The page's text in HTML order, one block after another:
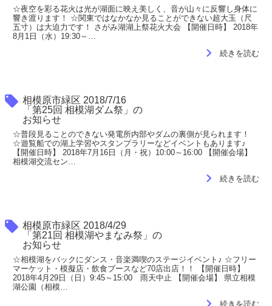
☆夜空を彩る花火は光が湖面に映え美しく、音が山々に反響し身体に
響き渡ります！ ☆関東ではなかなか見ることができない超大玉（尺
五寸）は大迫力です！ さがみ湖湖上祭花火大会 【開催日時】 2018年
8月1日（水）19:30～…
navigate_next 続きを読む
相模原市緑区 2018/7/16
「第25回 相模湖ダム祭」の
お知らせ
local_offer
☆普段見ることのできない発電所内部やダムの裏側が見られます！
☆遊覧船での湖上学習やスタンプラリーなどイベントもあります♪
【開催日時】 2018年7月16日（月・祝）10:00～16:00 【開催会場】
相模湖交流セン…
navigate_next 続きを読む
相模原市緑区 2018/4/29
「第21回 相模湖やまなみ祭」の
お知らせ
local_offer
☆相模湖をバックにダンス・音楽満喫のステージイベント♪ ☆フリー
マーケット・模擬店・飲食ブースなど70店出店！！ 【開催日時】
2018年4月29日（日）9:45～15:00 雨天中止 【開催会場】 県立相模
湖公園（相模…
続きを読む